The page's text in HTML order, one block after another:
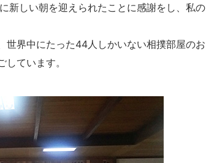
新しい朝を迎えられたことに感謝をし、私の
世界中にたった44人しかいない相撲部屋のお
ています。